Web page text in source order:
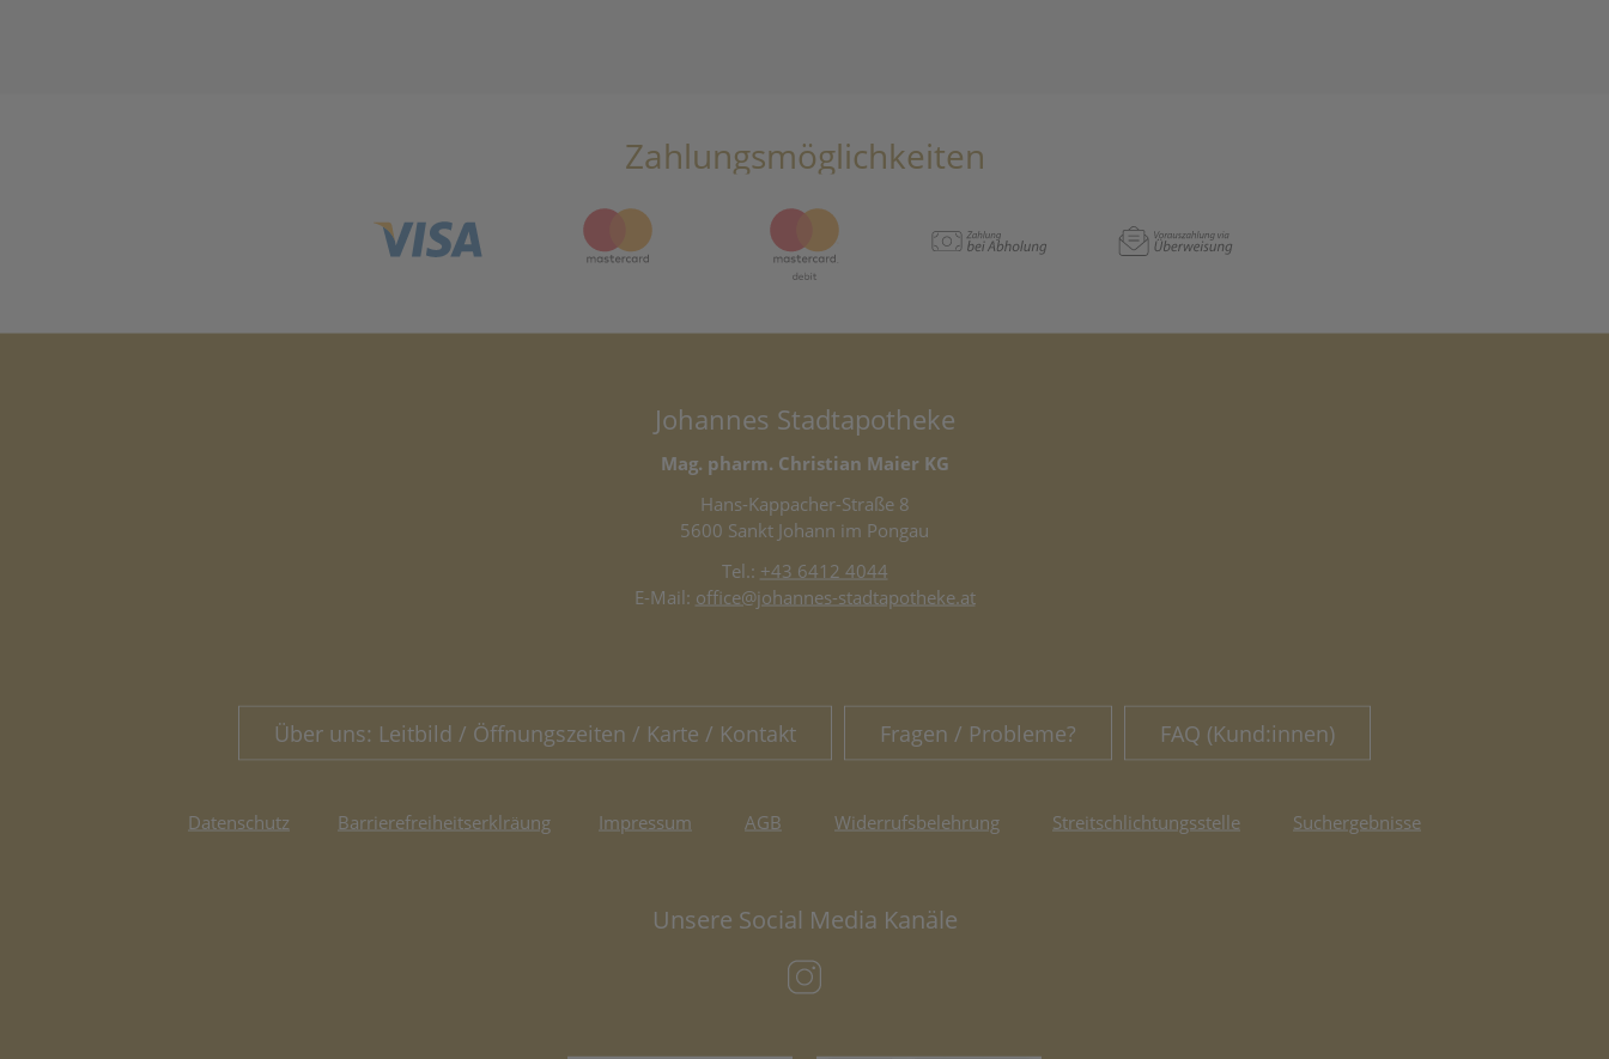
Zahlungsmöglichkeiten
Johannes Stadtapotheke
Mag. pharm. Christian Maier KG
Hans-Kappacher-Straße 8
5600 Sankt Johann im Pongau
Tel.: +43 6412 4044
E-Mail: office@johannes-stadtapotheke.at
Über uns: Leitbild / Öffnungszeiten / Karte / Kontakt Fragen / Probleme? FAQ (Kund:innen)
Datenschutz Barrierefreiheitserklräung Impressum AGB Widerrufsbelehrung Streitschlichtungsstelle Suchergebnisse
Unsere Social Media Kanäle